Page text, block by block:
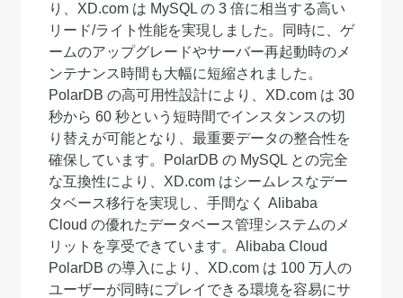
り、XD.com は MySQL の 3 倍に相当する高い
リード/ライト性能を実現しました。同時に、ゲ
ームのアップグレードやサーバー再起動時のメ
ンテナンス時間も大幅に短縮されました。
PolarDB の高可用性設計により、XD.com は 30
秒から 60 秒という短時間でインスタンスの切
り替えが可能となり、最重要データの整合性を
確保しています。PolarDB の MySQL との完全
な互換性により、XD.com はシームレスなデー
タベース移行を実現し、手間なく Alibaba
Cloud の優れたデータベース管理システムのメ
リットを享受できています。Alibaba Cloud
PolarDB の導入により、XD.com は 100 万人の
ユーザーが同時にプレイできる環境を容易にサ